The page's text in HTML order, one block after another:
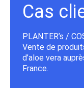
Cas
PLANTER’s /
Vente de
d’aloe vera
France.